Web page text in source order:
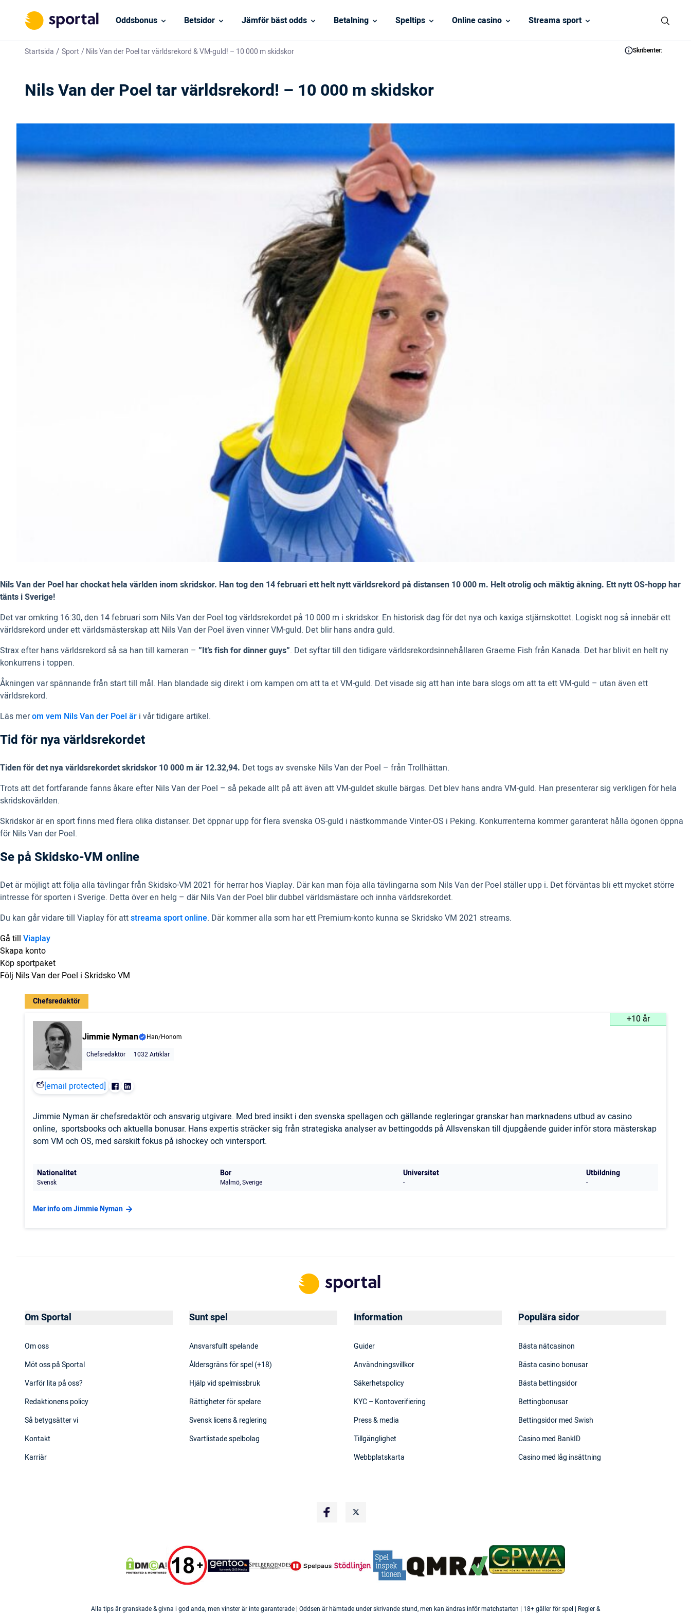
Oddsbonus Betsidor Jämför bäst odds Betalning Speltips Online casino Streama sport
Startsida / Sport /Nils Van der Poel tar världsrekord & VM-guld! – 10 000 m skidskor Skribenter:
Nils Van der Poel tar världsrekord! – 10 000 m skidskor
Nils Van der Poel har chockat hela världen inom skridskor. Han tog den 14 februari ett helt nytt världsrekord på distansen 10 000 m. Helt otrolig och mäktig åkning. Ett nytt OS-hopp har
tänts i Sverige!
Det var omkring 16:30, den 14 februari som Nils Van der Poel tog världsrekordet på 10 000 m i skridskor. En historisk dag för det nya och kaxiga stjärnskottet. Logiskt nog så innebär ett
världsrekord under ett världsmästerskap att Nils Van der Poel även vinner VM-guld. Det blir hans andra guld.
Strax efter hans världsrekord så sa han till kameran – ”It’s fish for dinner guys”. Det syftar till den tidigare världsrekordsinnehållaren Graeme Fish från Kanada. Det har blivit en helt ny
konkurrens i toppen.
Åkningen var spännande från start till mål. Han blandade sig direkt i om kampen om att ta et VM-guld. Det visade sig att han inte bara slogs om att ta ett VM-guld – utan även ett
världsrekord.
Läs merom vem Nils Van der Poel är i vår tidigare artikel.
Tid för nya världsrekordet
Tiden för det nya världsrekordet skridskor 10 000 m är 12.32,94. Det togs av svenske Nils Van der Poel – från Trollhättan.
Trots att det fortfarande fanns åkare efter Nils Van der Poel – så pekade allt på att även att VM-guldet skulle bärgas. Det blev hans andra VM-guld. Han presenterar sig verkligen för hela
skridskovärlden.
Skridskor är en sport finns med flera olika distanser. Det öppnar upp för flera svenska OS-guld i nästkommande Vinter-OS i Peking. Konkurrenterna kommer garanterat hålla ögonen öppna
för Nils Van der Poel.
Se på Skidsko-VM online
Det är möjligt att följa alla tävlingar från Skidsko-VM 2021 för herrar hos Viaplay. Där kan man föja alla tävlingarna som Nils Van der Poel ställer upp i. Det förväntas bli ett mycket större
intresse för sporten i Sverige. Detta över en helg – där Nils Van der Poel blir dubbel världsmästare och innha världsrekordet.
Du kan går vidare till Viaplay för attstreama sport online. Där kommer alla som har ett Premium-konto kunna se Skridsko VM 2021 streams.
Gå till Viaplay
Skapa konto
Köp sportpaket
Följ Nils Van der Poel i Skridsko VM
Chefsredaktör
Jimmie Nyman
Han/Honom
Chefsredaktör
1032 Artiklar
[email protected]
Jimmie Nyman är chefsredaktör och ansvarig utgivare. Med bred insikt i den svenska spellagen och gällande regleringar granskar han marknadens utbud av casino
online, sportsbooks och aktuella bonusar. Hans expertis sträcker sig från strategiska analyser av bettingodds på Allsvenskan till djupgående guider inför stora mästerskap
som VM och OS, med särskilt fokus på ishockey och vintersport.
Nationalitet
Svensk
Bor
Malmö, Sverige
Universitet
-
Utbildning
-
Mer info om Jimmie Nyman
+10 år
Om Sportal
Om oss
Möt oss på Sportal
Varför lita på oss?
Redaktionens policy
Så betygsätter vi
Kontakt
Karriär
Sunt spel
Ansvarsfullt spelande
Åldersgräns för spel (+18)
Hjälp vid spelmissbruk
Rättigheter för spelare
Svensk licens & reglering
Svartlistade spelbolag
Information
Guider
Användningsvillkor
Säkerhetspolicy
KYC – Kontoverifiering
Press & media
Tillgänglighet
Webbplatskarta
Populära sidor
Bästa nätcasinon
Bästa casino bonusar
Bästa bettingsidor
Bettingbonusar
Bettingsidor med Swish
Casino med BankID
Casino med låg insättning
Alla tips är granskade & givna i god anda, men vinster är inte garanterade | Oddsen är hämtade under skrivande stund, men kan ändras inför matchstarten | 18+ gäller för spel | Regler &